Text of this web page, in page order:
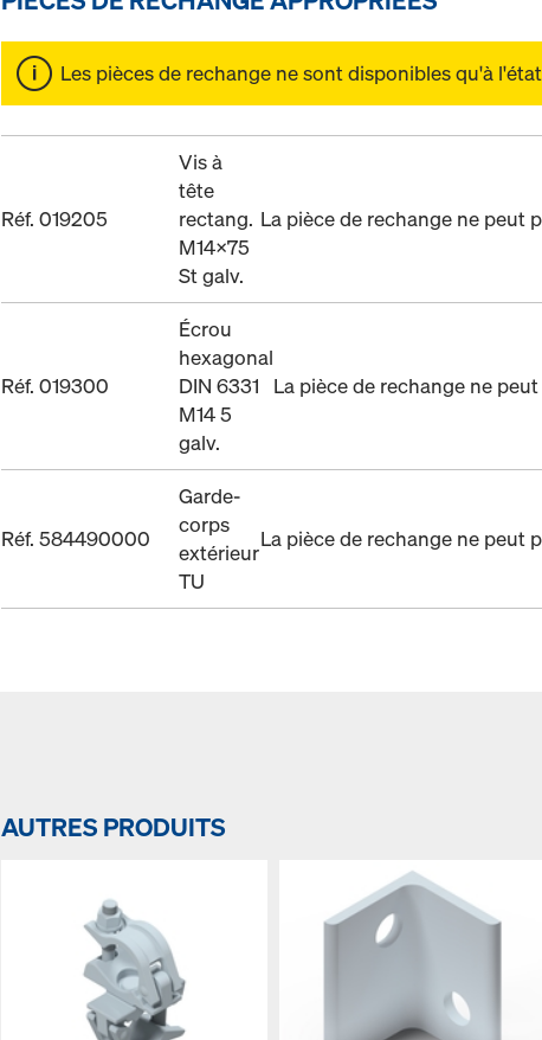
Les pièces de rechange ne sont disponibles qu'à
Réf. 019205
Vis à
tête
rectang.
M14x75
St galv.
La pièce de rechange ne peut
Réf. 019300
Écrou
hexagonal
DIN 6331
M14 5
galv.
La pièce de rechange ne
Réf. 584490000
Garde-
corps
extérieur
TU
La pièce de rechange ne peut
AUTRES PRODUITS